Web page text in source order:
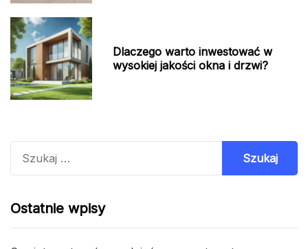
Dlaczego warto inwestować w
wysokiej jakości okna i drzwi?
Ostatnie wpisy